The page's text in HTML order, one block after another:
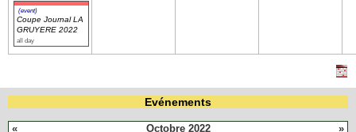
(event)
Coupe Journal LA
GRUYERE 2022
all day
Evénements
« Octobre 2022 »